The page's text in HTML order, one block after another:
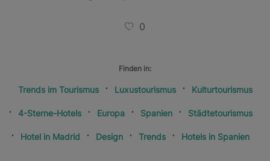
0
Finden in:
Trends im Tourismus Luxustourismus Kulturtourismus
4-Sterne-Hotels Europa Spanien Städtetourismus
Hotel in Madrid Design Trends Hotels in Spanien